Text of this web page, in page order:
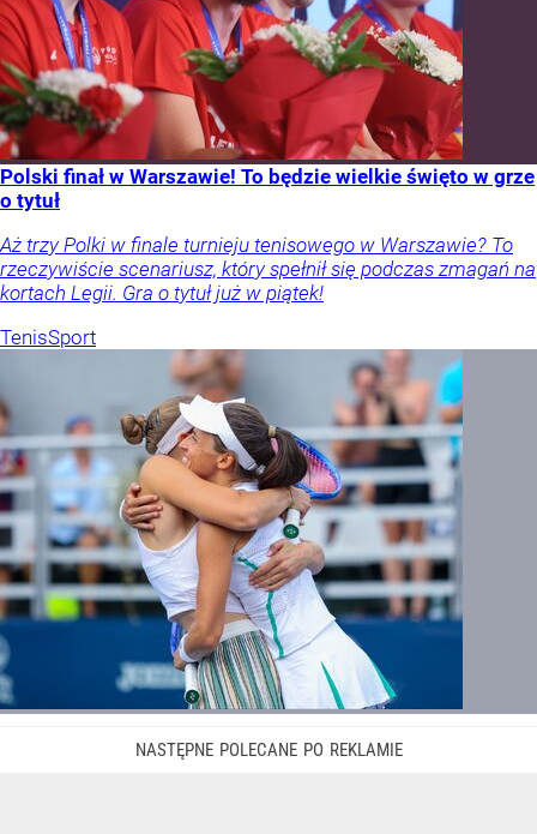
Polski finał w Warszawie! To będzie wielkie święto w grze
o tytuł
Aż trzy Polki w finale turnieju tenisowego w Warszawie? To
rzeczywiście scenariusz, który spełnił się podczas zmagań na
kortach Legii. Gra o tytuł już w piątek!
TenisSport